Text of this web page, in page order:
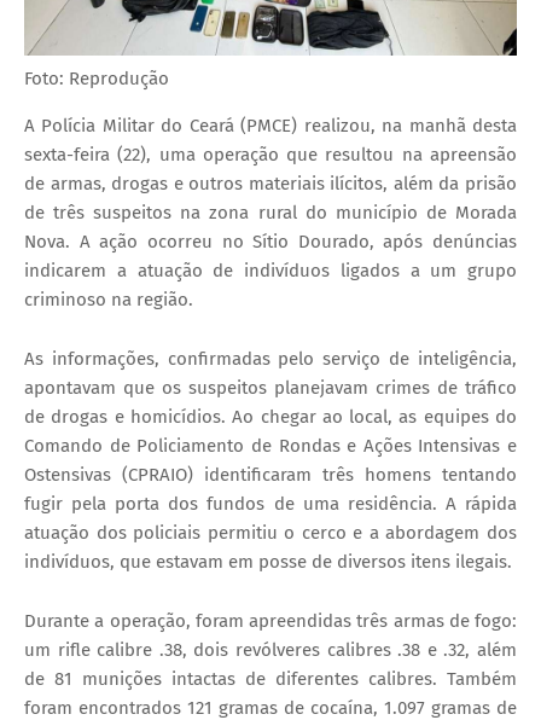
Foto: Reprodução
A Polícia Militar do Ceará (PMCE) realizou, na manhã desta
sexta-feira (22), uma operação que resultou na apreensão
de armas, drogas e outros materiais ilícitos, além da prisão
de três suspeitos na zona rural do município de Morada
Nova. A ação ocorreu no Sítio Dourado, após denúncias
indicarem a atuação de indivíduos ligados a um grupo
criminoso na região.
As informações, confirmadas pelo serviço de inteligência,
apontavam que os suspeitos planejavam crimes de tráfico
de drogas e homicídios. Ao chegar ao local, as equipes do
Comando de Policiamento de Rondas e Ações Intensivas e
Ostensivas (CPRAIO) identificaram três homens tentando
fugir pela porta dos fundos de uma residência. A rápida
atuação dos policiais permitiu o cerco e a abordagem dos
indivíduos, que estavam em posse de diversos itens ilegais.
Durante a operação, foram apreendidas três armas de fogo:
um rifle calibre .38, dois revólveres calibres .38 e .32, além
de 81 munições intactas de diferentes calibres. Também
foram encontrados 121 gramas de cocaína, 1.097 gramas de